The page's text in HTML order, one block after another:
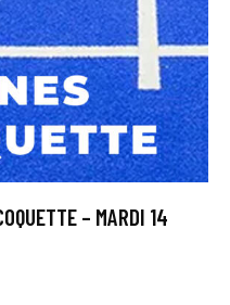
– MARDI 14